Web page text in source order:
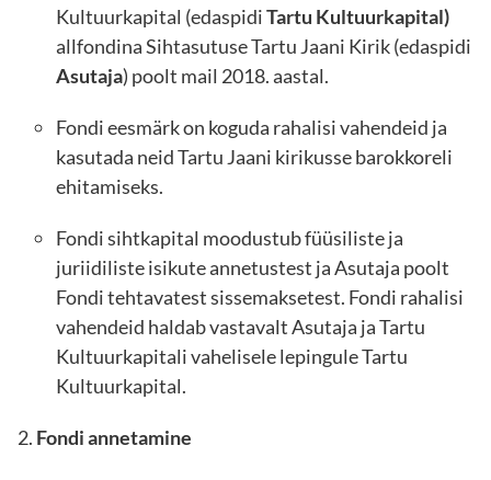
Kultuurkapital (edaspidiTartu Kultuurkapital)
allfondina Sihtasutuse Tartu Jaani Kirik (edaspidi
Asutaja) poolt mail 2018. aastal.
Fondi eesmärk on koguda rahalisi vahendeid ja
kasutada neid Tartu Jaani kirikusse barokkoreli
ehitamiseks.
Fondi sihtkapital moodustub füüsiliste ja
juriidiliste isikute annetustest ja Asutaja poolt
Fondi tehtavatest sissemaksetest. Fondi rahalisi
vahendeid haldab vastavalt Asutaja ja Tartu
Kultuurkapitali vahelisele lepingule Tartu
Kultuurkapital.
Fondi annetamine